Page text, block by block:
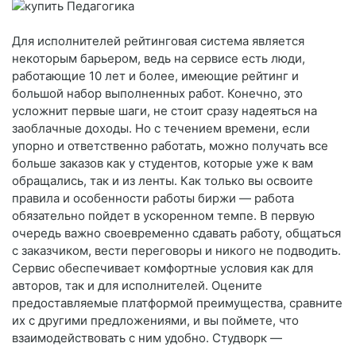
Для исполнителей рейтинговая система является
некоторым барьером, ведь на сервисе есть люди,
работающие 10 лет и более, имеющие рейтинг и
большой набор выполненных работ. Конечно, это
усложнит первые шаги, не стоит сразу надеяться на
заоблачные доходы. Но с течением времени, если
упорно и ответственно работать, можно получать все
больше заказов как у студентов, которые уже к вам
обращались, так и из ленты. Как только вы освоите
правила и особенности работы биржи — работа
обязательно пойдет в ускоренном темпе. В первую
очередь важно своевременно сдавать работу, общаться
с заказчиком, вести переговоры и никого не подводить.
Сервис обеспечивает комфортные условия как для
авторов, так и для исполнителей. Оцените
предоставляемые платформой преимущества, сравните
их с другими предложениями, и вы поймете, что
взаимодействовать с ним удобно. Студворк —